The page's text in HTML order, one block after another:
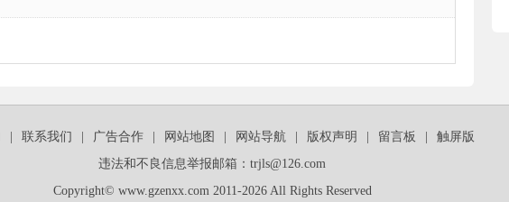
联系我们 广告合作 网站地图 网站导航 版权声明 留言板
触屏版
违法和不良信息举报邮箱：trjls@126.com
Copyright© www.gzenxx.com 2011-2026 All Rights Reserved